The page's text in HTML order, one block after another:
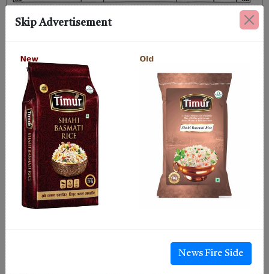
Skip Advertisement
News Fire Side